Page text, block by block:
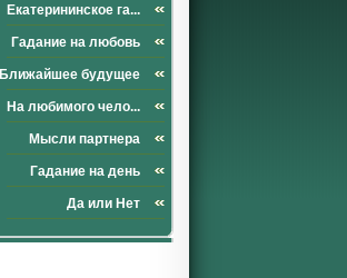
Екатерининское га...
Гадание на любовь
Ближайшее будущее
На любимого чело...
Мысли партнера
Гадание на день
Да или Нет